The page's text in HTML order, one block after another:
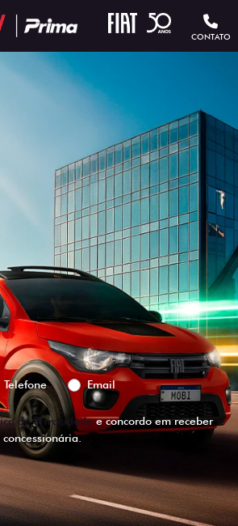
CONTATO
Telefone Email
de Privacidadee concordo em receber
EM CONTATO